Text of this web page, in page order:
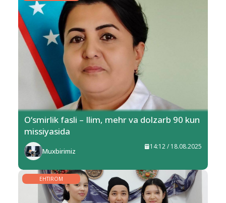
O‘smirlik fasli – Ilim, mehr va dolzarb 90 kun
missiyasida
Muxbirimiz
14:12 / 18.08.2025
EHTIROM